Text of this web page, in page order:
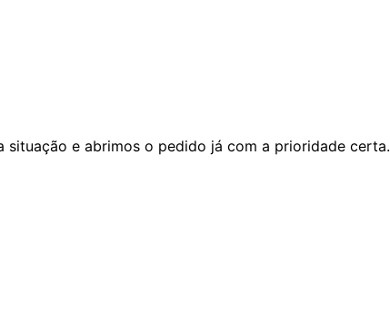
situação e abrimos o pedido já com a prioridade certa.